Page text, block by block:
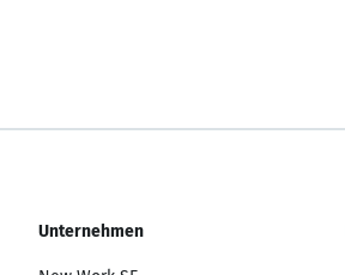
Unternehmen